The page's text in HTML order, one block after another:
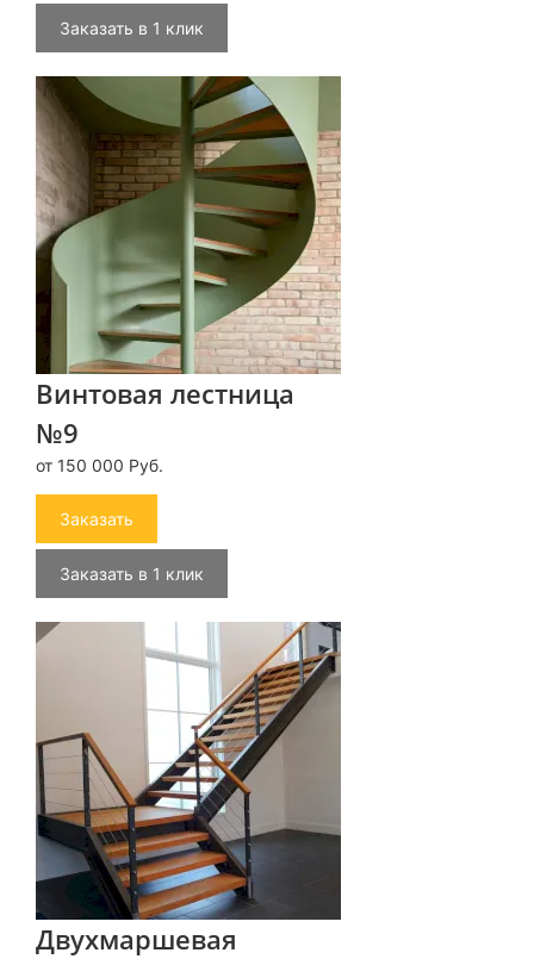
Заказать в 1 клик
Винтовая лестница
№9
от 150 000 Руб.
Заказать
Заказать в 1 клик
Двухмаршевая